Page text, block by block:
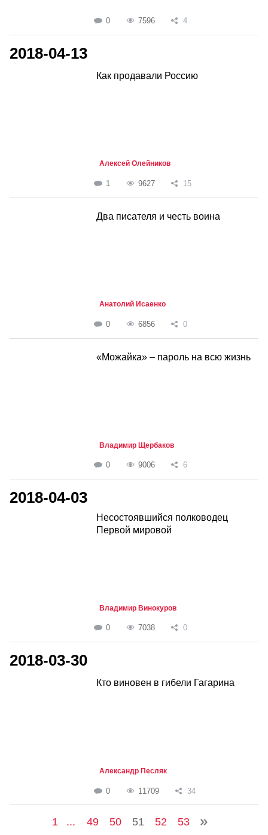
0 7596 4
2018-04-13
Как продавали Россию
Алексей Олейников
1 9627 15
Два писателя и честь воина
Анатолий Исаенко
0 6856 0
«Можайка» – пароль на всю жизнь
Владимир Щербаков
0 9006 6
2018-04-03
Несостоявшийся полководец
Первой мировой
Владимир Винокуров
0 7038 0
2018-03-30
Кто виновен в гибели Гагарина
Александр Песляк
0 11709 34
1 ... 49 50 51 52 53